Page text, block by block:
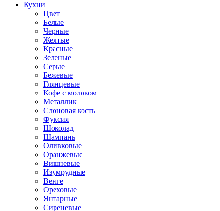
Кухни
Цвет
Белые
Черные
Желтые
Красные
Зеленые
Серые
Бежевые
Глянцевые
Кофе с молоком
Металлик
Слоновая кость
Фуксия
Шоколад
Шампань
Оливковые
Оранжевые
Вишневые
Изумрудные
Венге
Ореховые
Янтарные
Сиреневые